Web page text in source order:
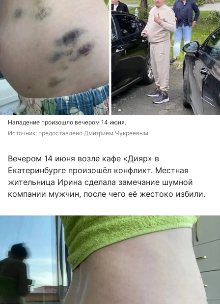
Нападение произошло вечером 14 июня.
Источник: предоставлено Дмитрием Чукреевым
Вечером 14 июня возле кафе «Дияр» в
Екатеринбурге произошёл конфликт. Местная
жительница Ирина сделала замечание шумной
компании мужчин, после чего её жестоко избили.